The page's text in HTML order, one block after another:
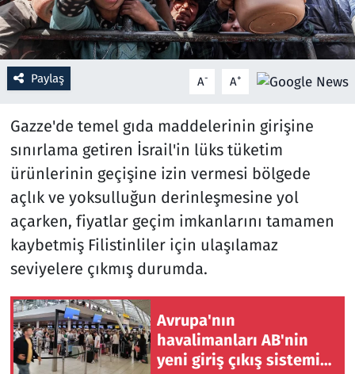
Paylaş A- A+
Gazze'de temel gıda maddelerinin girişine
sınırlama getiren İsrail'in lüks tüketim
ürünlerinin geçişine izin vermesi bölgede
açlık ve yoksulluğun derinleşmesine yol
açarken, fiyatlar geçim imkanlarını tamamen
kaybetmiş Filistinliler için ulaşılamaz
seviyelere çıkmış durumda.
Avrupa'nın
havalimanları AB'nin
yeni giriş çıkış sistemini
Sağlık
Savunma Sanayi
Spor
Teknoloji ve Bilim
Televizyon